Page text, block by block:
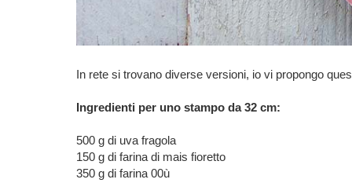
In rete si trovano diverse versioni, io vi propongo
Ingredienti per uno stampo da 32 cm:
500 g di uva fragola
150 g di farina di mais fioretto
350 g di farina 00ù